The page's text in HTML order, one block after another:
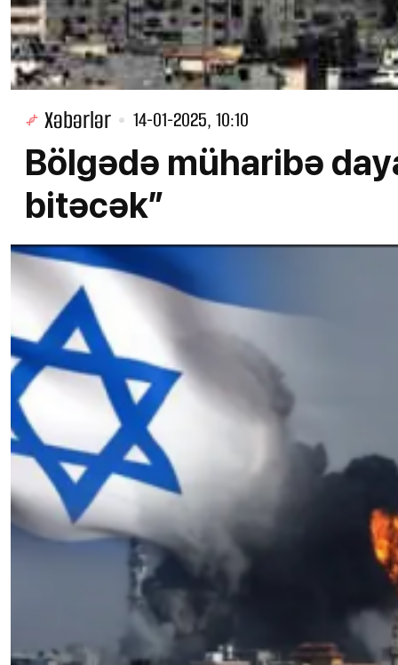
Xəbərlər 14-01-2025, 10:10
Bölgədə müharibə
bitəcək”